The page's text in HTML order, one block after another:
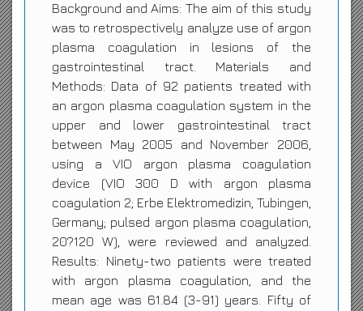
Background and Aims: The aim of this study
was to retrospectively analyze use of argon
plasma coagulation in lesions of the
gastrointestinal tract. Materials and
Methods: Data of 92 patients treated with
an argon plasma coagulation system in the
upper and lower gastrointestinal tract
between May 2005 and November 2006,
using a VIO argon plasma coagulation
device (VIO 300 D with argon plasma
coagulation 2; Erbe Elektromedizin, Tubingen,
Germany; pulsed argon plasma coagulation,
20?120 W), were reviewed and analyzed.
Results: Ninety-two patients were treated
with argon plasma coagulation, and the
mean age was 61.84 (3-91) years. Fifty of